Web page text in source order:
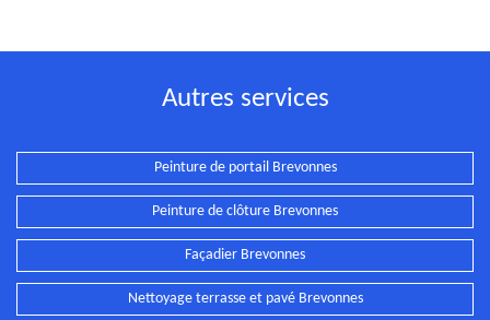
Autres services
Peinture de portail Brevonnes
Peinture de clôture Brevonnes
Façadier Brevonnes
Nettoyage terrasse et pavé Brevonnes